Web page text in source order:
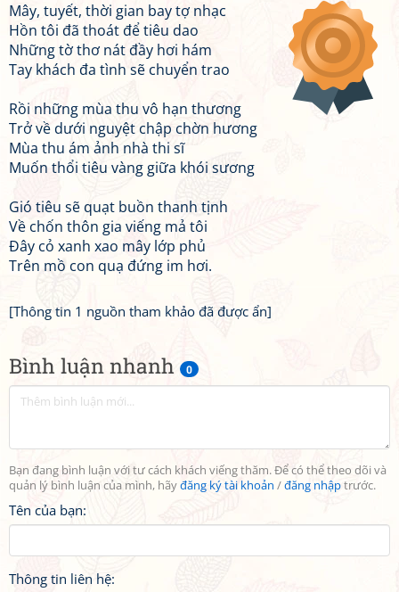
Bình luận nhanh 0
Bạn đang bình luận với tư cách khách viếng thăm. Để có thể theo dõi và
quản lý bình luận của mình, hãyđăng ký tài khoản /đăng nhậptrước.
Tên của bạn:
Thông tin liên hệ:
Mây, tuyết, thời gian bay tợ nhạc
Hồn tôi đã thoát để tiêu dao
Những tờ thơ nát đầy hơi hám
Tay khách đa tình sẽ chuyển trao
Rồi những mùa thu vô hạn thương
Trở về dưới nguyệt chập chờn hương
Mùa thu ám ảnh nhà thi sĩ
Muốn thổi tiêu vàng giữa khói sương
Gió tiêu sẽ quạt buồn thanh tịnh
Về chốn thôn gia viếng mả tôi
Đây cỏ xanh xao mây lớp phủ
Trên mồ con quạ đứng im hơi.
[Thông tin 1 nguồn tham khảo đã được ẩn]